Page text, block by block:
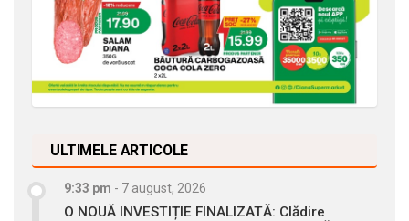
ULTIMELE ARTICOLE
9:33 pm - 7 august, 2026
O NOUĂ INVESTIȚIE FINALIZATĂ: Clădire